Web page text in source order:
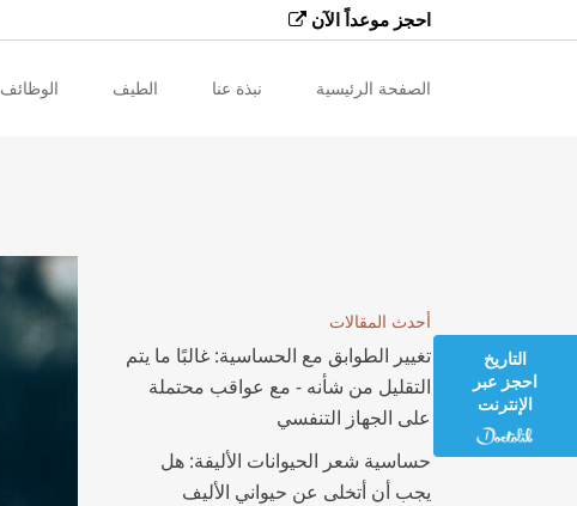
احجز موعداً الآن
الصفحة الرئيسية نبذة عنا الطيف
علاج فقدان السمع
الحساسية
علاج الدوخة
فحص توقف التنفس أثناء النوم
فحص سرطان الأنف والأذن والحنجرة
الوظائف
أحدث المقالات
تغيير الطوابق مع الحساسية: غالبًا ما يتم
التقليل من شأنه - مع عواقب محتملة
على الجهاز التنفسي
حساسية شعر الحيوانات الأليفة: هل
يجب أن أتخلى عن حيواني الأليف
التاريخ
احجز عبر
الإنترنت